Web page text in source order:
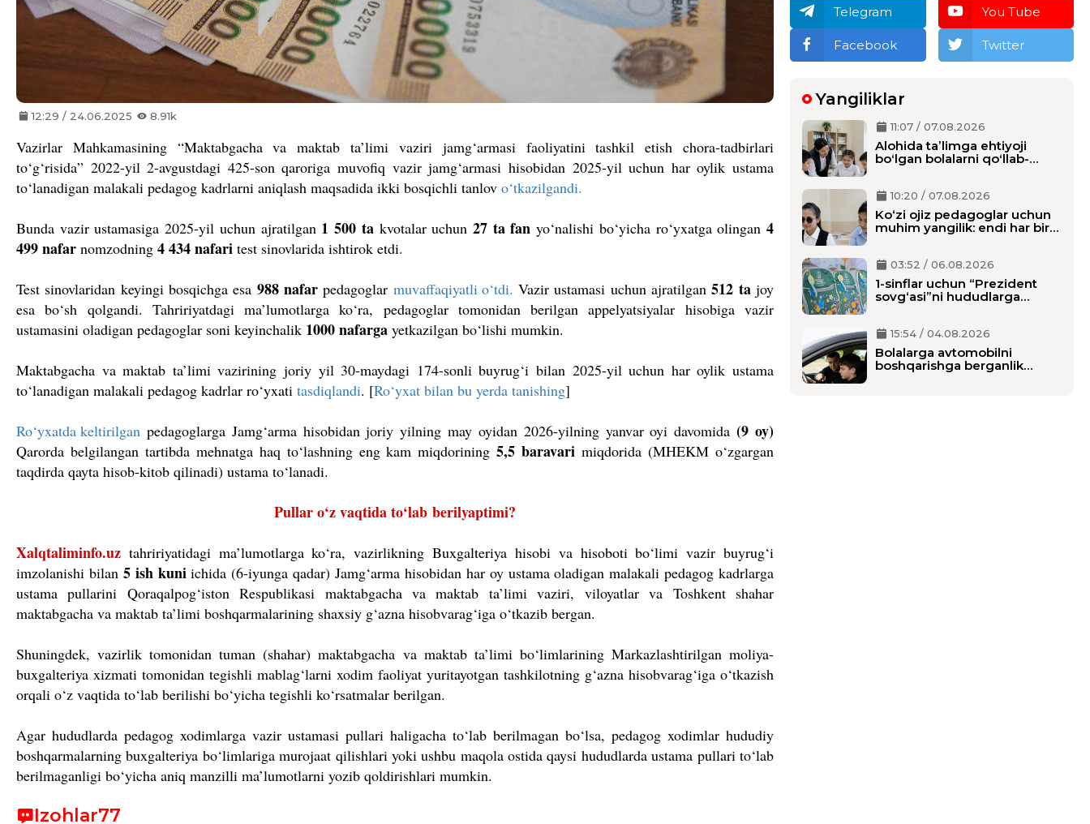
12:29 / 24.06.2025 8.91k
Vazirlar Mahkamasining “Maktabgacha va maktab ta’limi vaziri jamg‘armasi faoliyatini tashkil etish chora-tadbirlari
to‘g‘risida” 2022-yil 2-avgustdagi 425-son qaroriga muvofiq vazir jamg‘armasi hisobidan 2025-yil uchun har oylik ustama
to‘lanadigan malakali pedagog kadrlarni aniqlash maqsadida ikki bosqichli tanlov o‘tkazilgandi.
Bunda vazir ustamasiga 2025-yil uchun ajratilgan 1 500 takvotalar uchun 27 ta fan yo‘nalishi bo‘yicha ro‘yxatga olingan4
499 nafar nomzodning 4 434 nafari test sinovlarida ishtirok etdi.
Test sinovlaridan keyingi bosqichga esa 988 nafar pedagoglar muvaffaqiyatli o‘tdi. Vazir ustamasi uchun ajratilgan512 tajoy
esa bo‘sh qolgandi. Tahririyatdagi ma’lumotlarga ko‘ra, pedagoglar tomonidan berilgan appelyatsiyalar hisobiga vazir
ustamasini oladigan pedagoglar soni keyinchalik 1000 nafarga yetkazilgan bo‘lishi mumkin.
Maktabgacha va maktab ta’limi vazirining joriy yil 30-maydagi 174-sonli buyrug‘i bilan 2025-yil uchun har oylik ustama
to‘lanadigan malakali pedagog kadrlar ro‘yxati tasdiqlandi. [Ro‘yxat bilan bu yerda tanishing]
Ro‘yxatda keltirilgan pedagoglarga Jamg‘arma hisobidan joriy yilning may oyidan 2026-yilning yanvar oyi davomida(9 oy)
Qarorda belgilangan tartibda mehnatga haq to‘lashning eng kam miqdorining5,5 baravari miqdorida (MHEKM o‘zgargan
taqdirda qayta hisob-kitob qilinadi) ustama to‘lanadi.
Pullar o‘z vaqtida to‘lab berilyaptimi?
Xalqtaliminfo.uz tahririyatidagi ma’lumotlarga ko‘ra, vazirlikning Buxgalteriya hisobi va hisoboti bo‘limi vazir buyrug‘i
imzolanishi bilan 5 ish kuni ichida (6-iyunga qadar) Jamg‘arma hisobidan har oy ustama oladigan malakali pedagog kadrlarga
ustama pullarini Qoraqalpog‘iston Respublikasi maktabgacha va maktab ta’limi vaziri, viloyatlar va Toshkent shahar
maktabgacha va maktab ta’limi boshqarmalarining shaxsiy g‘azna hisobvarag‘iga o‘tkazib bergan.
Shuningdek, vazirlik tomonidan tuman (shahar) maktabgacha va maktab ta’limi bo‘limlarining Markazlashtirilgan moliya-
buxgalteriya xizmati tomonidan tegishli mablag‘larni xodim faoliyat yuritayotgan tashkilotning g‘azna hisobvarag‘iga o‘tkazish
orqali o‘z vaqtida to‘lab berilishi bo‘yicha tegishli ko‘rsatmalar berilgan.
Agar hududlarda pedagog xodimlarga vazir ustamasi pullari haligacha to‘lab berilmagan bo‘lsa, pedagog xodimlar hududiy
boshqarmalarning buxgalteriya bo‘limlariga murojaat qilishlari yoki ushbu maqola ostida qaysi hududlarda ustama pullari to‘lab
berilmaganligi bo‘yicha aniq manzilli ma’lumotlarni yozib qoldirishlari mumkin.
Izohlar77
Telegram You Tube
Facebook Twitter
Yangiliklar
11:07 / 07.08.2026
Alohida taʼlimga ehtiyoji
boʻlgan bolalarni qoʻllab-
10:20 / 07.08.2026
Ko‘zi ojiz pedagoglar uchun
muhim yangilik: endi har bir
03:52 / 06.08.2026
1-sinflar uchun “Prezident
sovg‘asi”ni hududlarga
yetkaziladi?
15:54 / 04.08.2026
Bolalarga avtomobilni
boshqarishga berganlik